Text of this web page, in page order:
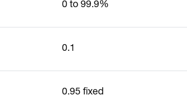
0 to 99.9%
0.1
0.95 fixed